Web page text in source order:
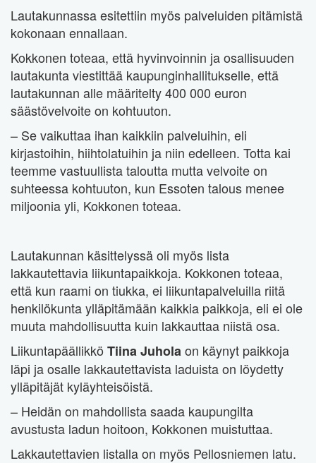
Lautakunnassa esitettiin myös palveluiden pitämistä
kokonaan ennallaan.
Kokkonen toteaa, että hyvinvoinnin ja osallisuuden
lautakunta viestittää kaupunginhallitukselle, että
lautakunnan alle määritelty 400 000 euron
säästövelvoite on kohtuuton.
– Se vaikuttaa ihan kaikkiin palveluihin, eli
kirjastoihin, hiihtolatuihin ja niin edelleen. Totta kai
teemme vastuullista taloutta mutta velvoite on
suhteessa kohtuuton, kun Essoten talous menee
miljoonia yli, Kokkonen toteaa.
Lautakunnan käsittelyssä oli myös lista
lakkautettavia liikuntapaikkoja. Kokkonen toteaa,
että kun raami on tiukka, ei liikuntapalveluilla riitä
henkilökunta ylläpitämään kaikkia paikkoja, eli ei ole
muuta mahdollisuutta kuin lakkauttaa niistä osa.
Liikuntapäällikkö Tiina Juholaon käynyt paikkoja
läpi ja osalle lakkautettavista laduista on löydetty
ylläpitäjät kyläyhteisöistä.
– Heidän on mahdollista saada kaupungilta
avustusta ladun hoitoon, Kokkonen muistuttaa.
Lakkautettavien listalla on myös Pellosniemen latu.